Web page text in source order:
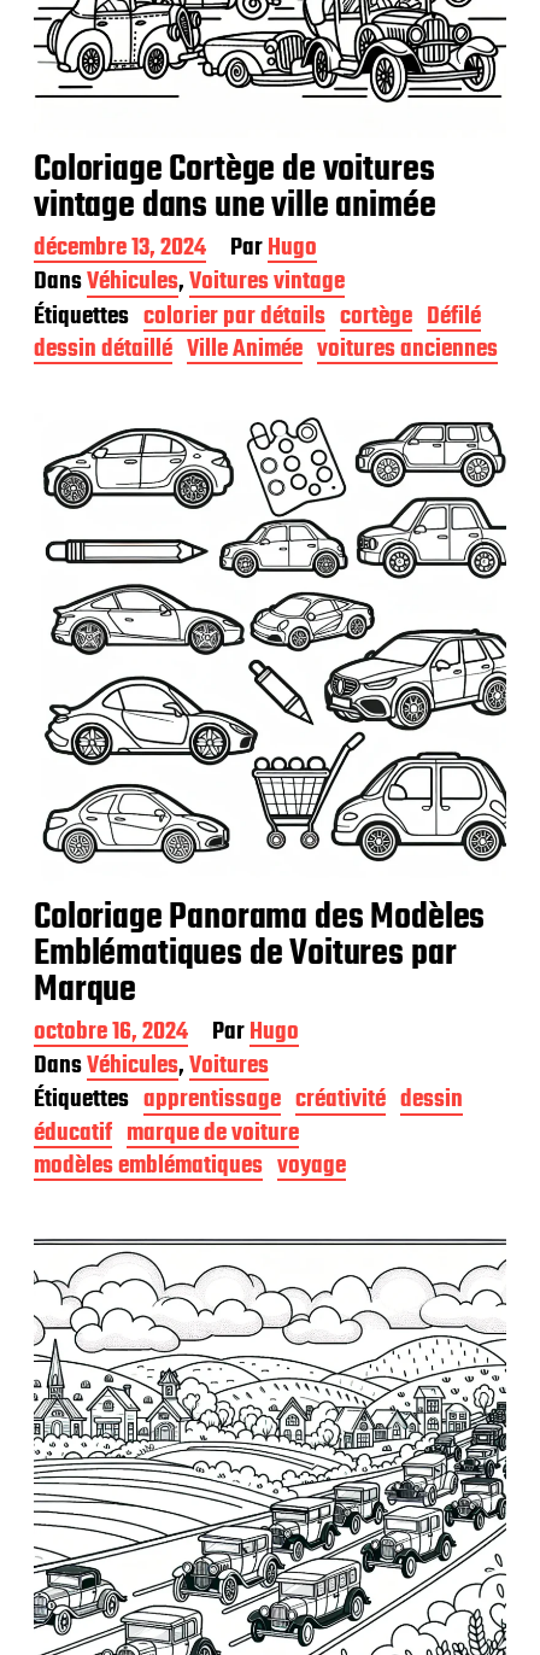
Coloriage Cortège de voitures
vintage dans une ville animée
D
a
t
e
d
e
décembre 13, 2024 ParHugo
DansVéhicules,Voitures vintage
Étiquettes colorier par détails cortège Défilé
dessin détaillé Ville Animée voitures anciennes
Coloriage Panorama des Modèles
Emblématiques de Voitures par
Marque
D
a
t
e
d
e
p
l
i
c
a
t
i
o
n
octobre 16, 2024 ParHugo
DansVéhicules,Voitures
Étiquettes apprentissage créativité dessin
éducatif marque de voiture
modèles emblématiques voyage